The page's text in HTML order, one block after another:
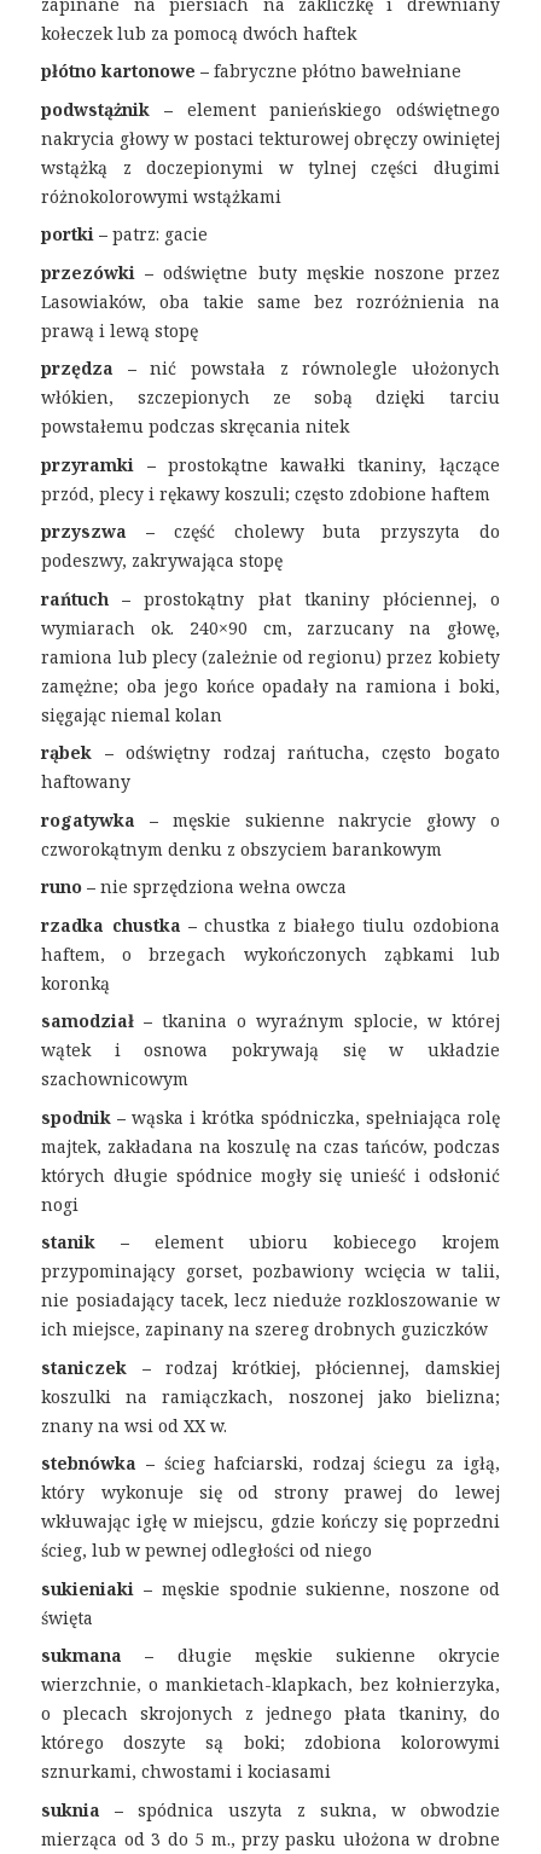
kołeczek lub za pomocą dwóch haftek
płótno kartonowe –fabryczne płótno bawełniane
podwstążnik – element panieńskiego odświętnego
nakrycia głowy w postaci tekturowej obręczy owiniętej
wstążką z doczepionymi w tylnej części długimi
różnokolorowymi wstążkami
portki –patrz: gacie
przezówki –odświętne buty męskie noszone przez
Lasowiaków, oba takie same bez rozróżnienia na
prawą i lewą stopę
przędza –nić powstała z równolegle ułożonych
włókien, szczepionych ze sobą dzięki tarciu
powstałemu podczas skręcania nitek
przyramki – prostokątne kawałki tkaniny, łączące
przód, plecy i rękawy koszuli; często zdobione haftem
przyszwa – część cholewy buta przyszyta do
podeszwy, zakrywająca stopę
rańtuch –prostokątny płat tkaniny płóciennej, o
wymiarach ok. 240×90 cm, zarzucany na głowę,
ramiona lub plecy (zależnie od regionu) przez kobiety
zamężne; oba jego końce opadały na ramiona i boki,
sięgając niemal kolan
rąbek –odświętny rodzaj rańtucha, często bogato
haftowany
rogatywka – męskie sukienne nakrycie głowy o
czworokątnym denku z obszyciem barankowym
runo –nie sprzędziona wełna owcza
rzadka chustka – chustka z białego tiulu ozdobiona
haftem, o brzegach wykończonych ząbkami lub
koronką
samodział –tkanina o wyraźnym splocie, w której
wątek i osnowa pokrywają się w układzie
szachownicowym
spodnik –wąska i krótka spódniczka, spełniająca rolę
majtek, zakładana na koszulę na czas tańców, podczas
których długie spódnice mogły się unieść i odsłonić
nogi
stanik – element ubioru kobiecego krojem
przypominający gorset, pozbawiony wcięcia w talii,
nie posiadający tacek, lecz nieduże rozkloszowanie w
ich miejsce, zapinany na szereg drobnych guziczków
staniczek – rodzaj krótkiej, płóciennej, damskiej
koszulki na ramiączkach, noszonej jako bielizna;
znany na wsi od XX w.
stebnówka – ścieg hafciarski, rodzaj ściegu za igłą,
który wykonuje się od strony prawej do lewej
wkłuwając igłę w miejscu, gdzie kończy się poprzedni
ścieg, lub w pewnej odległości od niego
sukieniaki – męskie spodnie sukienne, noszone od
święta
sukmana – długie męskie sukienne okrycie
wierzchnie, o mankietach-klapkach, bez kołnierzyka,
o plecach skrojonych z jednego płata tkaniny, do
którego doszyte są boki; zdobiona kolorowymi
sznurkami, chwostami i kociasami
suknia –spódnica uszyta z sukna, w obwodzie
mierząca od 3 do 5 m., przy pasku ułożona w drobne